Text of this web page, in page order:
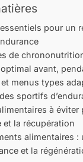
pour un
de
avant,
menus types
sportifs
à éviter
et la récupération
alimentaires
et la